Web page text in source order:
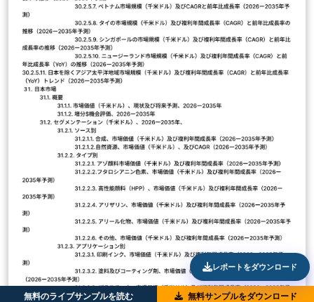
無料のライブサンプルを読む 無料サンプルをダウンロード
レポートをダウンロード